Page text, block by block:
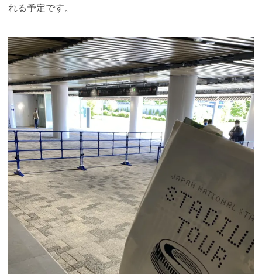
れる予定です。